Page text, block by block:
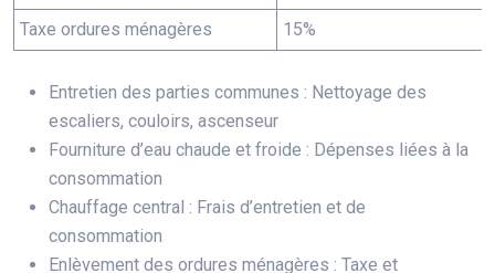
Taxe ordures ménagères
15%
Entretien des parties communes : Nettoyage des
escaliers, couloirs, ascenseur
Fourniture d’eau chaude et froide : Dépenses liées à la
consommation
Chauffage central : Frais d’entretien et de
consommation
Enlèvement des ordures ménagères : Taxe et